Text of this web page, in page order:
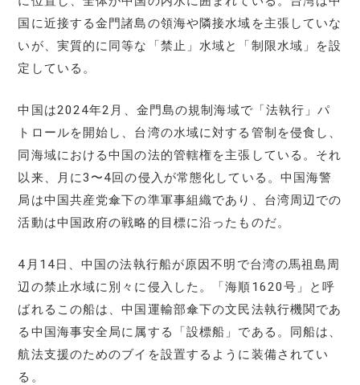
国に近接する金門諸島の領海や隣接水域を主張していな
いが、実質的に同等な「禁止」水域と「制限水域」を設
定している。
中国は2024年2月、金門島の規制海域で「法執行」パ
トロールを開始し、台湾の水域に対する管制を侵食し、
同海域における中国の法的管轄権を主張している。それ
以来、月に3〜4回の侵入が常態化している。中国海警
局は中国共産党傘下の準軍事組織であり、台湾周辺での
活動は中国政府の戦略的目標に沿ったものだ。
4月14日、中国の法執行船が原因不明で台湾の馬祖島周
辺の禁止水域に別々に侵入した。「海順1620号」と呼
ばれるこの船は、中国運輸部傘下の文民法執行機関であ
る中国海事安全局に属する「設標船」である。同船は、
航法支援のためのブイを設置するように装備されてい
る。